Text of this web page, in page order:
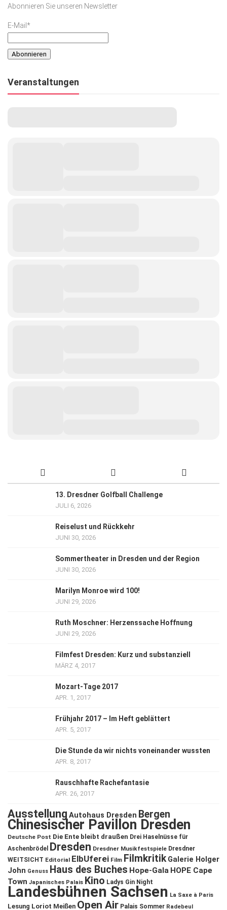
Lifestyle
Ausflug & Reise
Abonnieren Sie unseren Newsletter
E-Mail*
Veranstaltungen
13. Dresdner Golfball Challenge
JULI 6, 2026
Reiselust und Rückkehr
JUNI 30, 2026
Sommertheater in Dresden und der Region
JUNI 30, 2026
Marilyn Monroe wird 100!
JUNI 29, 2026
Ruth Moschner: Herzenssache Hoffnung
JUNI 29, 2026
Filmfest Dresden: Kurz und substanziell
MÄRZ 4, 2017
Mozart-Tage 2017
APR. 1, 2017
Frühjahr 2017 – Im Heft geblättert
APR. 5, 2017
Die Stunde da wir nichts voneinander wussten
APR. 8, 2017
Rauschhafte Rachefantasie
APR. 26, 2017
Ausstellung Autohaus Dresden Bergen
Chinesischer Pavillon Dresden
Deutsche Post Die Ente bleibt draußen Drei Haselnüsse für
Aschenbrödel
Dresden Dresdner Musikfestspiele Dresdner
WEITSICHT Editorial ElbUferei Film Filmkritik Galerie Holger
John Genuss Haus des Buches Hope-Gala HOPE Cape
Town Japanisches Palais Kino Ladys Gin Night
Landesbühnen Sachsen La Saxe à Paris
Lesung Loriot Meißen Open Air Palais Sommer Radebeul